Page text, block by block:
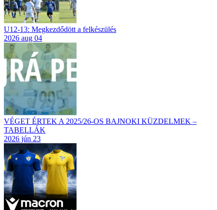
U12-13: Megkezdődött a felkészülés
2026 aug 04
VÉGET ÉRTEK A 2025/26-OS BAJNOKI KÜZDELMEK –
TABELLÁK
2026 jún 23